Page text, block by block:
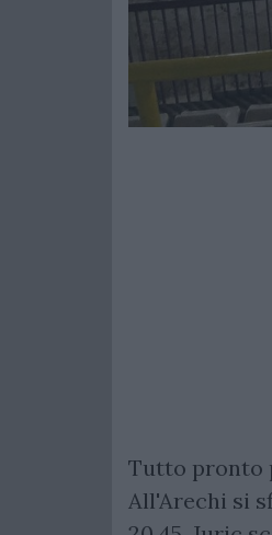
Tutto pronto
All'Arechi si